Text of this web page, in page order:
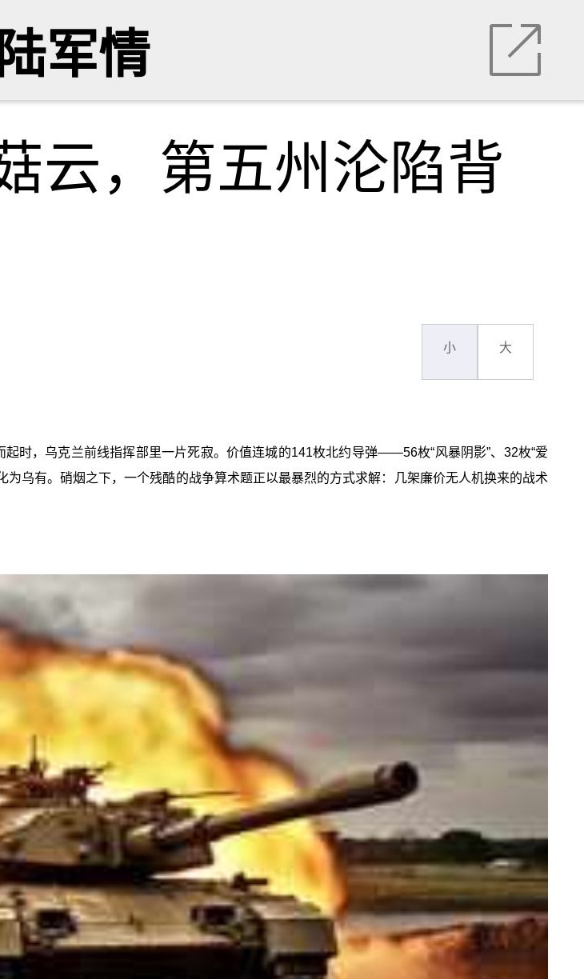
军情
云，第五州沦陷背
小 大
时，乌克兰前线指挥部里一片死寂。价值连城的141枚北约导弹——56枚“风暴阴影”、32枚“爱
乌有。硝烟之下，一个残酷的战争算术题正以最暴烈的方式求解：几架廉价无人机换来的战术